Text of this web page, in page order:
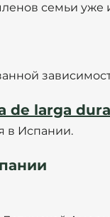
семьи
de larga
в Испании.